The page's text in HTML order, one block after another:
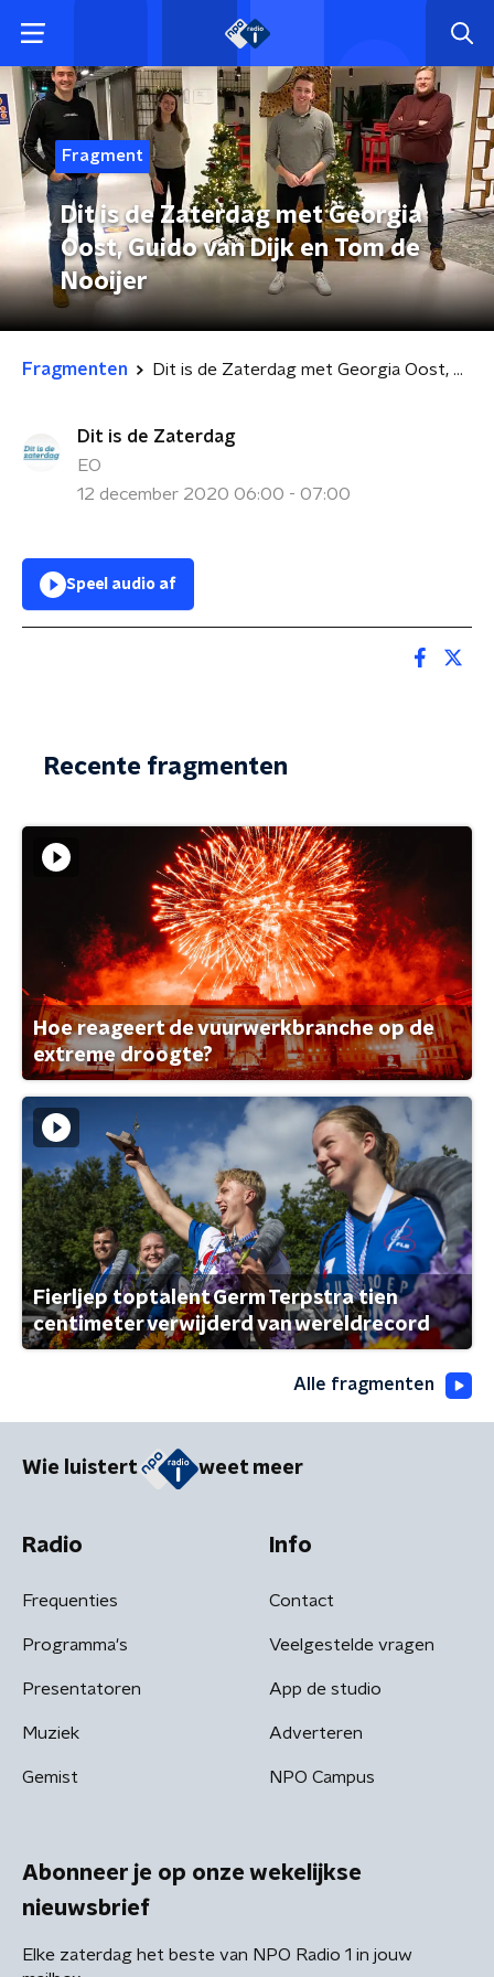
Fragment
Dit is de Zaterdag met Georgia
Oost, Guido van Dijk en Tom de
Nooijer
Fragmenten Dit is de Zaterdag met Georgia Oost, Guido van Dijk en Tom de Nooijer
Dit is de Zaterdag
EO
12 december 2020 06:00 - 07:00
Speel audio af
Recente fragmenten
Hoe reageert de vuurwerkbranche op de
extreme droogte?
Fierljep toptalent Germ Terpstra tien
centimeter verwijderd van wereldrecord
Alle fragmenten
Wie luistert weet meer
Radio
Frequenties
Programma's
Presentatoren
Muziek
Gemist
Info
Contact
Veelgestelde vragen
App de studio
Adverteren
NPO Campus
Abonneer je op onze wekelijkse
nieuwsbrief
Elke zaterdag het beste van NPO Radio 1 in jouw